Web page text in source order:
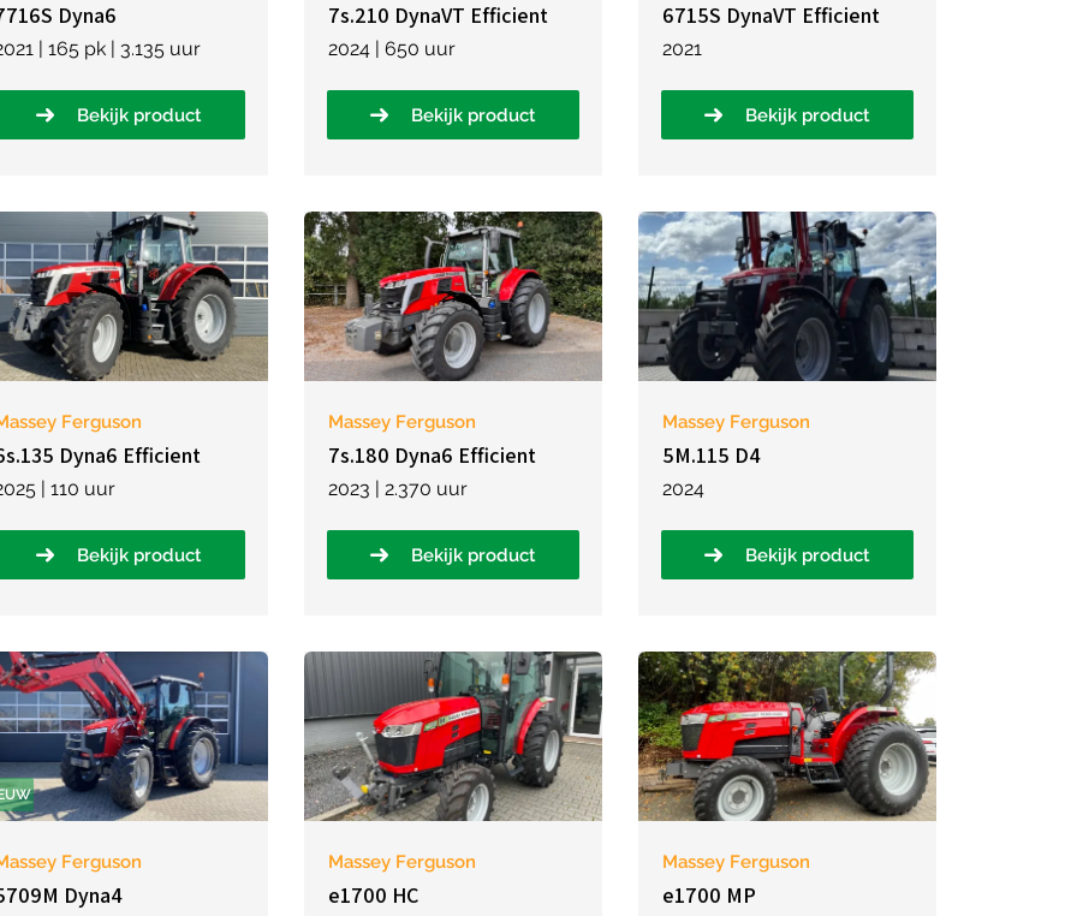
Dyna6
| 165 pk | 3.135 uur
Bekijk product
7s.210 DynaVT Efficient
2024 | 650 uur
Bekijk product
6715S DynaVT Efficient
2021
Bekijk product
Ferguson
Dyna6 Efficient
| 110 uur
Bekijk product
Massey Ferguson
7s.180 Dyna6 Efficient
2023 | 2.370 uur
Bekijk product
Massey Ferguson
5M.115 D4
2024
Bekijk product
Ferguson
Dyna4
Massey Ferguson
e1700 HC
Massey Ferguson
e1700 MP